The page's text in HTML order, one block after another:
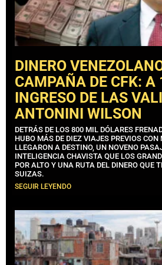
DINERO
CAMPAÑA DE CFK: A
INGRESO DE LAS
ANTONINI WILSON
DETRÁS DE LOS 800 MIL DÓLARES
HUBO MÁS DE DIEZ VIAJES PREVIOS CON
LLEGARON A DESTINO, UN NOVENO
INTELIGENCIA CHAVISTA QUE LOS
POR ALTO Y UNA RUTA DEL DINERO QUE
SUIZAS.
SEGUIR LEYENDO